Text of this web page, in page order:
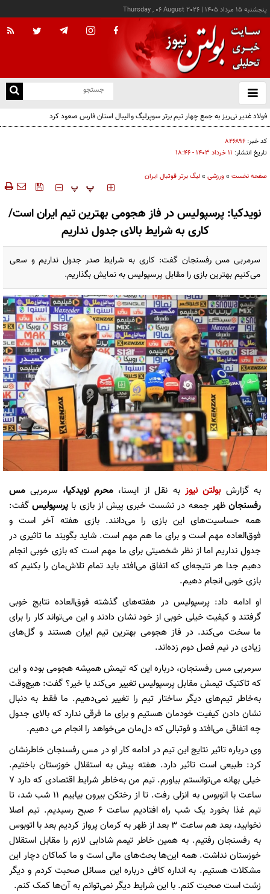
پنجشنبه ۱۵ مرداد ۱۴۰۵ |
Thursday , 06 August 2026
باز
و
فولاد غدیر نی‌ریز به جمع چهار تیم برتر سوپرلیگ والیبال استان فارس صعود کرد
کد خبر: ۸۴۶۸۹۶
تاریخ انتشار: ۱۱ خرداد ۱۴۰۳ - ۱۸:۴۶
صفحه نخست »ورزشی »لیگ برتر فوتبال ایران
‍‍‍ پ پ
نویدکیا: پرسپولیس در فاز هجومی بهترین تیم ایران است/
کاری به شرایط بالای جدول نداریم
سرمربی مس رفسنجان گفت: کاری به شرایط صدر جدول نداریم و سعی
می‌کنیم بهترین بازی را مقابل پرسپولیس به نمایش بگذاریم.
به گزارش بولتن نیوز به نقل از ایسنا، محرم نویدکیا، سرمربی مس
رفسنجانظهر جمعه در نشست خبری پیش از بازی با پرسپولیس گفت:
همه حساسیت‌های این بازی را می‌دانند. بازی هفته آخر است و
فوق‌العاده مهم است و برای ما هم مهم است. شاید بگویند ما تاثیری در
جدول نداریم اما از نظر شخصیتی برای ما مهم است که بازی خوبی انجام
دهیم جدا هر نتیجه‌ای که اتفاق می‌افتد باید تمام تلاش‌مان را بکنیم که
بازی خوبی انجام دهیم.
او ادامه داد: پرسپولیس در هفته‌های گذشته فوق‌العاده نتایج خوبی
گرفتند و کیفیت خیلی خوبی از خود نشان دادند و این می‌تواند کار را برای
ما سخت می‌کند. در فاز هجومی بهترین تیم ایران هستند و گل‌های
زیادی در نیم فصل دوم زده‌اند.
سرمربی مس رفسنجان، درباره این که تیمش همیشه هجومی بوده و این
که تاکتیک تیمش مقابل پرسپولیس تغییر می‌کند یا خیر؟ گفت: هیچ‌وقت
به‌خاطر تیم‌های دیگر ساختار تیم را تغییر نمی‌دهیم. ما فقط به دنبال
نشان دادن کیفیت خودمان هستیم و برای ما فرقی ندارد که بالای جدول
چه اتفاقی می‌افتد و فوتبالی که دل‌مان می‌خواهد را انجام می دهیم.
وی درباره تاثیر نتایج این تیم در ادامه کار او در مس رفسنجان خاطرنشان
کرد: طبیعی است تاثیر دارد. هفته پیش به استقلال خوزستان باختیم.
خیلی بهانه می‌توانستم بیاورم. تیم من به‌خاطر شرایط اقتصادی که دارد ۷
ساعت با اتوبوس به انزلی رفت. تا از رختکن بیرون بیاییم ۱۱ شب شد، تا
تیم غذا بخورد یک شب راه افتادیم ساعت ۶ صبح رسیدیم. تیم اصلا
نخوابید، بعد هم ساعت ۳ بعد از ظهر به کرمان پرواز کردیم بعد با اتوبوس
به رفسنجان رفتیم. به همین خاطر تیمم شادابی لازم را مقابل استقلال
خوزستان نداشت. همه این‌ها بحث‌های مالی است و ما کماکان دچار این
مشکلات هستیم. به انداره کافی درباره این مسائل صحبت کردم و دیگر
زشت است صحبت کنم. با این شرایط دیگر نمی‌توانم به آن‌ها کمک کنم.